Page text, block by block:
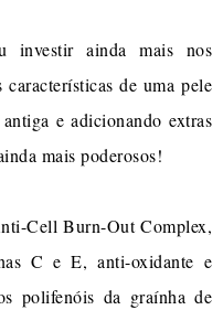
investir ainda mais nos
de uma pele
e adicionando extras
mais poderosos!
Cell Burn-Out Complex,
C e E, anti-oxidante e
polifenóis da graínha de